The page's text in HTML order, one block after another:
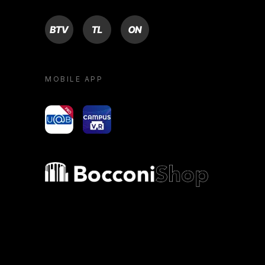
BTV TL ON
MOBILE APP
yoU@B Campus VR
Bocconi shop